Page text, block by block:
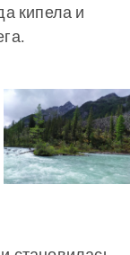
кипела и